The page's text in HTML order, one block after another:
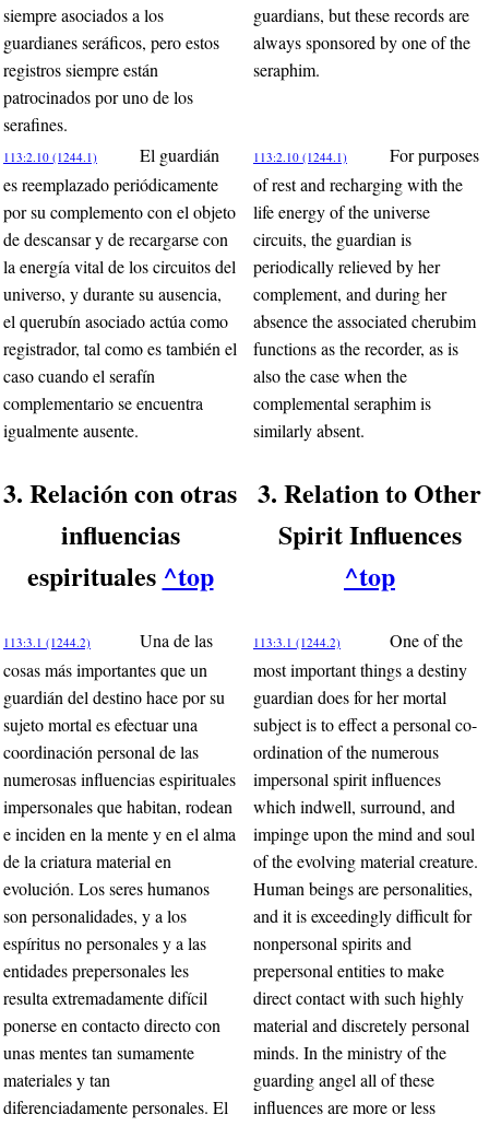
siempre asociados a los
guardianes seráficos, pero estos
registros siempre están
patrocinados por uno de los
serafines.
guardians, but these records are
always sponsored by one of the
seraphim.
113:2.10 (1244.1)
El guardián
es reemplazado periódicamente
por su complemento con el objeto
de descansar y de recargarse con
la energía vital de los circuitos del
universo, y durante su ausencia,
el querubín asociado actúa como
registrador, tal como es también el
caso cuando el serafín
complementario se encuentra
igualmente ausente.
113:2.10 (1244.1)
For purposes
of rest and recharging with the
life energy of the universe
circuits, the guardian is
periodically relieved by her
complement, and during her
absence the associated cherubim
functions as the recorder, as is
also the case when the
complemental seraphim is
similarly absent.
3. Relación con otras
influencias
espirituales ^top
3. Relation to Other
Spirit Influences
^top
113:3.1 (1244.2)
Una de las
cosas más importantes que un
guardián del destino hace por su
sujeto mortal es efectuar una
coordinación personal de las
numerosas influencias espirituales
impersonales que habitan, rodean
e inciden en la mente y en el alma
de la criatura material en
evolución. Los seres humanos
son personalidades, y a los
espíritus no personales y a las
entidades prepersonales les
resulta extremadamente difícil
ponerse en contacto directo con
unas mentes tan sumamente
materiales y tan
diferenciadamente personales. El
113:3.1 (1244.2)
One of the
most important things a destiny
guardian does for her mortal
subject is to effect a personal co-
ordination of the numerous
impersonal spirit influences
which indwell, surround, and
impinge upon the mind and soul
of the evolving material creature.
Human beings are personalities,
and it is exceedingly difficult for
nonpersonal spirits and
prepersonal entities to make
direct contact with such highly
material and discretely personal
minds. In the ministry of the
guarding angel all of these
influences are more or less